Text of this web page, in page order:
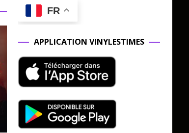
FR
APPLICATION VINYLESTIMES